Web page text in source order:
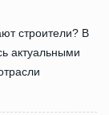
строители? В
актуальными